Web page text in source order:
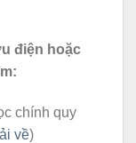
điện hoặc
chính quy
về)